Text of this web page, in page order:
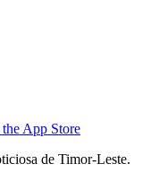
de Timor-Leste.